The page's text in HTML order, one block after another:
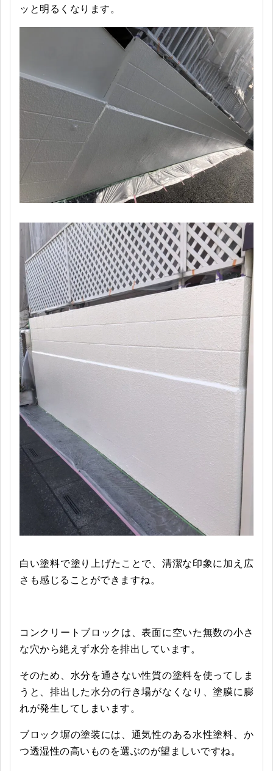
ッと明るくなります。
白い塗料で塗り上げたことで、清潔な印象に加え広
さも感じることができますね。
コンクリートブロックは、表面に空いた無数の小さ
な穴から絶えず水分を排出しています。
そのため、水分を通さない性質の塗料を使ってしま
うと、排出した水分の行き場がなくなり、塗膜に膨
れが発生してしまいます。
ブロック塀の塗装には、通気性のある水性塗料、か
つ透湿性の高いものを選ぶのが望ましいですね。